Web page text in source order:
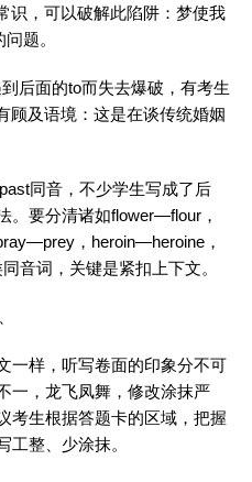
识，可以破解此陷阱：梦使我
题。
面的to而失去爆破，有考生
顾及语境：这是在谈传统婚姻
同音，不少学生写成了后
。要分清诸如flower—flour，
，heroin—heroine，
音词，关键是紧扣上下文。
一样，听写卷面的印象分不可
一，龙飞凤舞，修改涂抹严
考生根据答题卡的区域，把握
工整、少涂抹。